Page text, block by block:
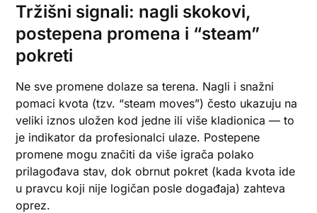
Tržišni signali: nagli skokovi,
postepena promena i “steam”
pokreti
Ne sve promene dolaze sa terena. Nagli i snažni
pomaci kvota (tzv. “steam moves”) često ukazuju na
veliki iznos uložen kod jedne ili više kladionica — to
je indikator da profesionalci ulaze. Postepene
promene mogu značiti da više igrača polako
prilagođava stav, dok obrnut pokret (kada kvota ide
u pravcu koji nije logičan posle događaja) zahteva
oprez.